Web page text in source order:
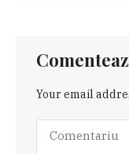
Your email